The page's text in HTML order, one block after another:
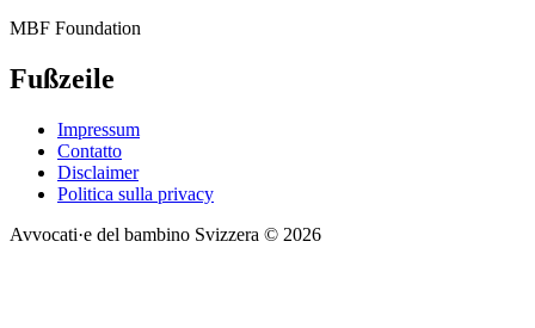
MBF Foundation
Fußzeile
Impressum
Contatto
Disclaimer
Politica sulla privacy
Avvocati·e del bambino Svizzera © 2026